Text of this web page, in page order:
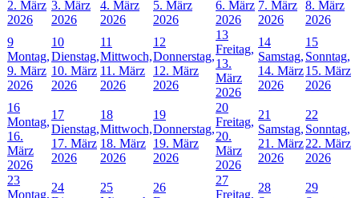
2. März
2026
3. März
2026
4. März
2026
5. März
2026
6. März
2026
7. März
2026
8. März
2026
9
Montag,
9. März
2026
10
Dienstag,
10. März
2026
11
Mittwoch,
11. März
2026
12
Donnerstag,
12. März
2026
13
Freitag,
13.
März
2026
14
Samstag,
14. März
2026
15
Sonntag,
15. März
2026
16
Montag,
16.
März
2026
17
Dienstag,
17. März
2026
18
Mittwoch,
18. März
2026
19
Donnerstag,
19. März
2026
20
Freitag,
20.
März
2026
21
Samstag,
21. März
2026
22
Sonntag,
22. März
2026
23
Montag,
24
25
26
27
Freitag,
28
29